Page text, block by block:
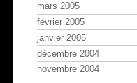
mars 2005
février 2005
janvier 2005
décembre 2004
novembre 2004